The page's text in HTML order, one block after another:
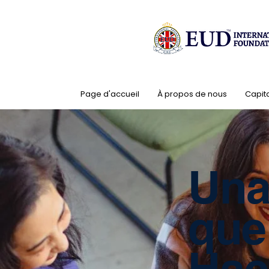
Page d'accueil À propos de nous